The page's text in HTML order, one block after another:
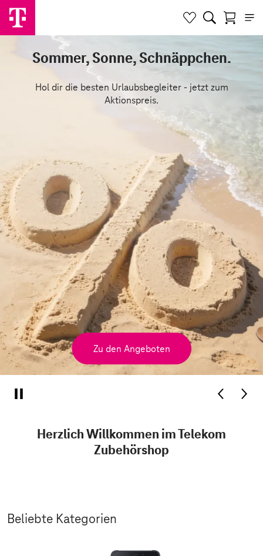
Sommer, Sonne, Schnäppchen.
Hol dir die besten Urlaubsbegleiter - jetzt zum
Aktionspreis.
Zu den Angeboten
Herzlich Willkommen im Telekom
Zubehörshop
Beliebte Kategorien